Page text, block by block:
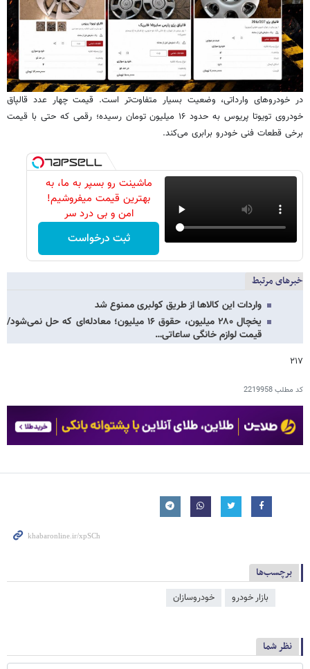
در خودروهای وارداتی، وضعیت بسیار متفاوت‌تر است. قیمت چهار عدد قالپاق
خودروی تویوتا پریوس به حدود ۱۶ میلیون تومان رسیده؛ رقمی که حتی با قیمت
برخی قطعات فنی خودرو برابری می‌کند.
ماشینت رو بسپر به ما، به
بهترین قیمت میفروشیم!
امن و بی درد سر
ثبت درخواست
خبرهای مرتبط
واردات این کالاها از طریق کولبری ممنوع شد
یخچال ۲۸۰ میلیون، حقوق ۱۶ میلیون؛ معادله‌ای که حل نمی‌شود/
قیمت لوازم خانگی ساعاتی…
۲۱۷
کد مطلب2219958
برچسب‌ها
بازار خودرو خودروسازان
نظر شما